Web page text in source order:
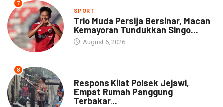
7
SPORT
Trio Muda Persija Bersinar, Macan
Kemayoran Tundukkan Singo...
August 6, 2026
8
Respons Kilat Polsek Jejawi,
Empat Rumah Panggung
Terbakar...